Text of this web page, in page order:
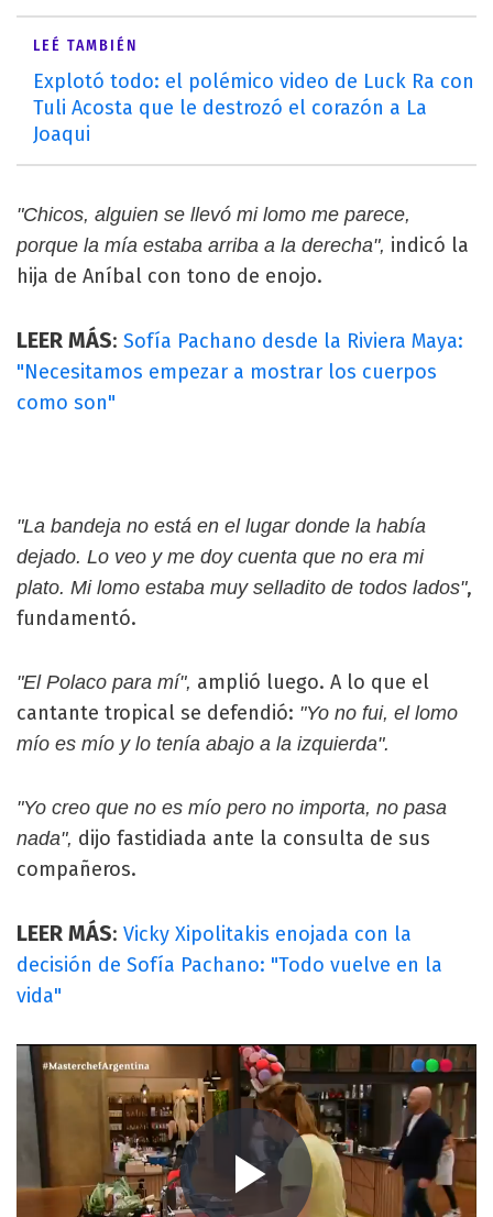
LEÉ TAMBIÉN
Explotó todo: el polémico video de Luck Ra con
Tuli Acosta que le destrozó el corazón a La
Joaqui
"Chicos, alguien se llevó mi lomo me parece,
porque la mía estaba arriba a la derecha", indicó la
hija de Aníbal con tono de enojo.
LEER MÁS: Sofía Pachano desde la Riviera Maya:
"Necesitamos empezar a mostrar los cuerpos
como son"
"La bandeja no está en el lugar donde la había
dejado. Lo veo y me doy cuenta que no era mi
plato. Mi lomo estaba muy selladito de todos lados",
fundamentó.
"El Polaco para mí", amplió luego. A lo que el
cantante tropical se defendió: "Yo no fui, el lomo
mío es mío y lo tenía abajo a la izquierda".
"Yo creo que no es mío pero no importa, no pasa
nada", dijo fastidiada ante la consulta de sus
compañeros.
LEER MÁS: Vicky Xipolitakis enojada con la
decisión de Sofía Pachano: "Todo vuelve en la
vida"